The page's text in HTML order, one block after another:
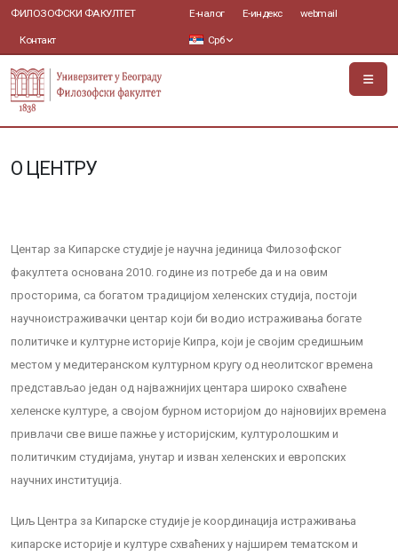
ФИЛОЗОФСКИ ФАКУЛТЕТ
Контакт
Е-налог Е-индекс webmail
Срб
О ЦЕНТРУ
Центар за Кипарске студије је научна јединица Филозофског
факултета основана 2010. године из потребе да и на овим
просторима, са богатом традицијом хеленских студија, постоји
научноистраживачки центар који би водио истраживања богате
политичке и културне историје Кипра, који је својим средишњим
местом у медитеранском културном кругу од неолитског времена
представљао један од најважнијих центара широко схваћене
хеленске културе, а својом бурном историјом до најновијих времена
привлачи све више пажње у историјским, културолошким и
политичким студијама, унутар и изван хеленских и европских
научних институција.
Циљ Центра за Кипарске студије је координација истраживања
кипарске историје и културе схваћених у најширем тематском и